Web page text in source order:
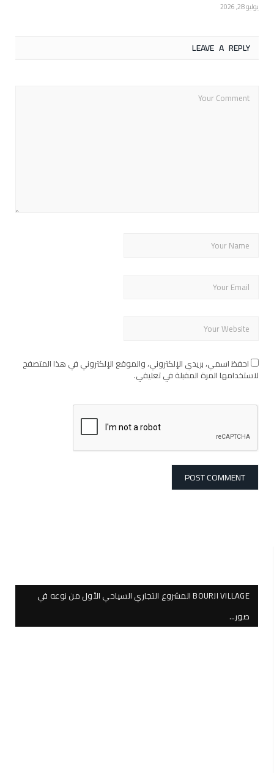
يوليو 28, 2026
LEAVE A REPLY
احفظ اسمي، بريدي الإلكتروني، والموقع الإلكتروني في هذا المتصفح
لاستخدامها المرة المقبلة في تعليقي.
BOURJI VILLAGE المشروع التجاري السياحي الأول من نوعه في
صور…